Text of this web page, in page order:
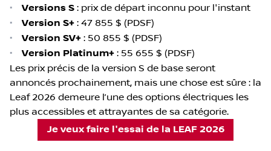
• Versions S : prix de départ inconnu pour l'instant
•
Version S+ : 47 855 $ (PDSF)
•
Version SV+ : 50 855 $ (PDSF)
•
Version Platinum+ : 55 655 $ (PDSF)
Les prix précis de la version S de base seront
annoncés prochainement, mais une chose est sûre : la
Leaf 2026 demeure l’une des options électriques les
plus accessibles et attrayantes de sa catégorie.
Je veux faire l'essai de la LEAF 2026